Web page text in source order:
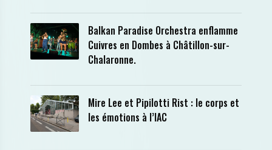
Balkan Paradise Orchestra enflamme
Cuivres en Dombes à Châtillon-sur-
Chalaronne.
Mire Lee et Pipilotti Rist : le corps et
les émotions à l’IAC